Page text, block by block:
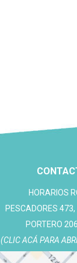
HORARIOS
PESCADORES
PORTERO
(CLIC ACÁ PARA